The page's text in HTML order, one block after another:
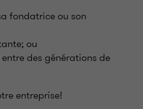
fondatrice ou son
ou
des générations de
entreprise!